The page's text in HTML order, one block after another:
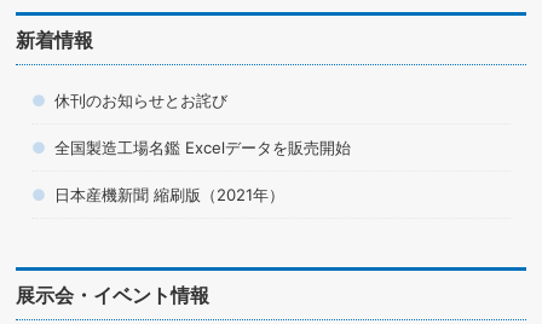
新着情報
休刊のお知らせとお詫び
全国製造工場名鑑 Excelデータを販売開始
日本産機新聞 縮刷版（2021年）
展示会・イベント情報